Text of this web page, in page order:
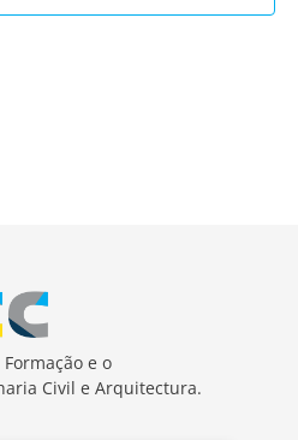
Formação e o
Civil e Arquitectura.